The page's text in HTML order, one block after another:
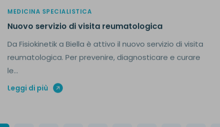
MEDICINA SPECIALISTICA
Nuovo servizio di visita reumatologica
Da Fisiokinetik a Biella è attivo il nuovo servizio di visita
reumatologica. Per prevenire, diagnosticare e curare
le...
Leggi di più